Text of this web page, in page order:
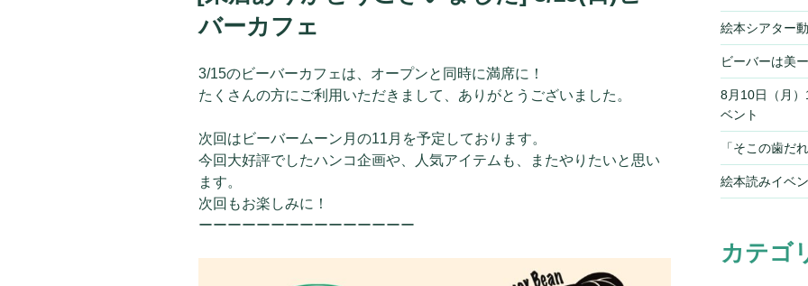
バーカフェ
3/15のビーバーカフェは、オープンと同時に満席に！
たくさんの方にご利用いただきまして、ありがとうございました。
次回はビーバームーン月の11月を予定しております。
今回大好評でしたハンコ企画や、人気アイテムも、またやりたいと思い
ます。
次回もお楽しみに！
ーーーーーーーーーーーーーーー
絵本シアター
ビーバーは美
8月10日（月
ベント
「そこの歯だ
絵本読みイベ
カテゴ